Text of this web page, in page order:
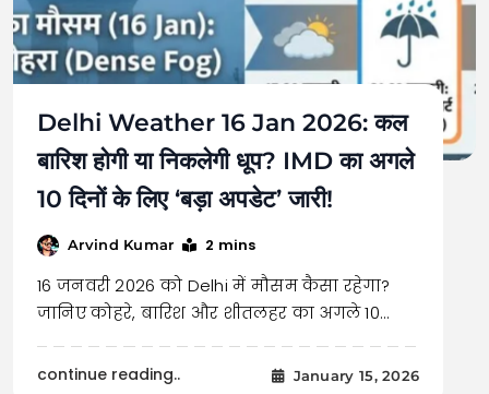
Delhi Weather 16 Jan 2026: कल
बारिश होगी या निकलेगी धूप? IMD का अगले
10 दिनों के लिए ‘बड़ा अपडेट’ जारी!
Arvind Kumar 2 mins
16 जनवरी 2026 को Delhi में मौसम कैसा रहेगा?
जानिए कोहरे, बारिश और शीतलहर का अगले 10…
continue reading.. January 15, 2026